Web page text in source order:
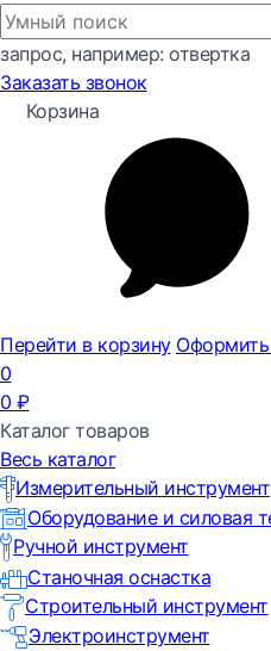
запрос, например: отвертка
Заказать звонок
Корзина
Перейти в корзину Оформить
0
0 ₽
Каталог товаров
Весь каталог
Измерительный инструмент
Оборудование и силовая
Ручной инструмент
Станочная оснастка
Строительный инструмент
Электроинструмент